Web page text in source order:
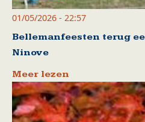
01/05/2026 - 22:57
Bellemanfeesten terug
Ninove
Meer lezen